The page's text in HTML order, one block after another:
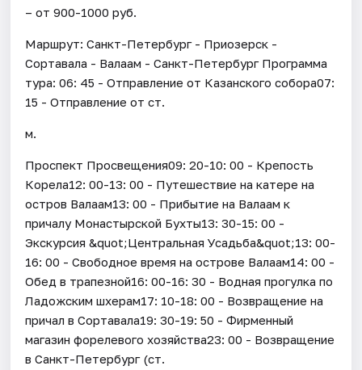
– от 900-1000 руб.
Маршрут: Санкт-Петербург - Приозерск -
Сортавала - Валаам - Санкт-Петербург Программа
тура: 06: 45 - Отправление от Казанского собора07:
15 - Отправление от ст.
м.
Проспект Просвещения09: 20-10: 00 - Крепость
Корела12: 00-13: 00 - Путешествие на катере на
остров Валаам13: 00 - Прибытие на Валаам к
причалу Монастырской Бухты13: 30-15: 00 -
Экскурсия &quot;Центральная Усадьба&quot;13: 00-
16: 00 - Свободное время на острове Валаам14: 00 -
Обед в трапезной16: 00-16: 30 - Водная прогулка по
Ладожским шхерам17: 10-18: 00 - Возвращение на
причал в Сортавала19: 30-19: 50 - Фирменный
магазин форелевого хозяйства23: 00 - Возвращение
в Санкт-Петербург (ст.